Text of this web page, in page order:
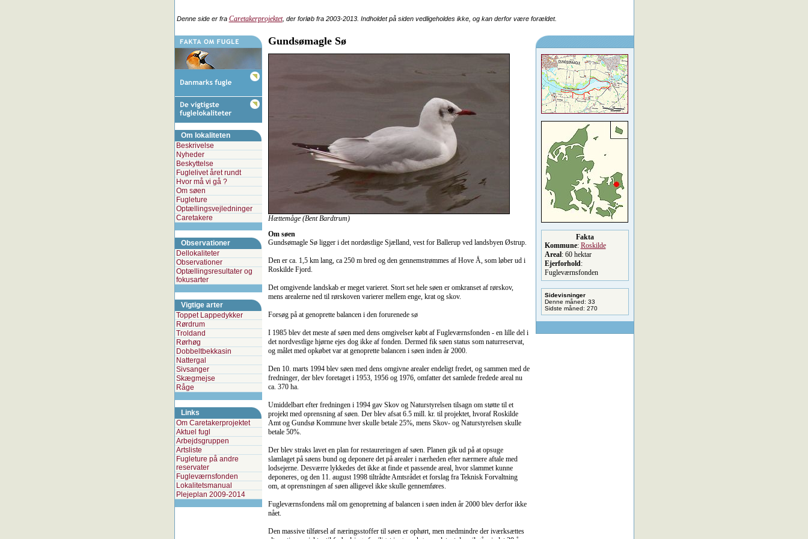
Denne side er fra Caretakerprojektet, der forløb fra 2003-2013. Indholdet på siden vedligeholdes ikke, og kan derfor være forældet.
Om lokaliteten
Beskrivelse
Nyheder
Beskyttelse
Fuglelivet året rundt
Hvor må vi gå ?
Om søen
Fugleture
Optællingsvejledninger
Caretakere
Observationer
Dellokaliteter
Observationer
Optællingsresultater og
fokusarter
Vigtige arter
Toppet Lappedykker
Rørdrum
Troldand
Rørhøg
Dobbeltbekkasin
Nattergal
Sivsanger
Skægmejse
Råge
Links
Om Caretakerprojektet
Aktuel fugl
Arbejdsgruppen
Artsliste
Fugleture på andre
reservater
Fugleværnsfonden
Lokalitetsmanual
Plejeplan 2009-2014
Gundsømagle Sø
Hættemåge (Bent Bardtrum)
Om søen
Gundsømagle Sø ligger i det nordøstlige Sjælland, vest for Ballerup ved landsbyen Østrup.
Den er ca. 1,5 km lang, ca 250 m bred og den gennemstrømmes af Hove Å, som løber ud i
Roskilde Fjord.
Det omgivende landskab er meget varieret. Stort set hele søen er omkranset af rørskov,
mens arealerne ned til rørskoven varierer mellem enge, krat og skov.
Forsøg på at genoprette balancen i den forurenede sø
I 1985 blev det meste af søen med dens omgivelser købt af Fugleværnsfonden - en lille del i
det nordvestlige hjørne ejes dog ikke af fonden. Dermed fik søen status som naturreservat,
og målet med opkøbet var at genoprette balancen i søen inden år 2000.
Den 10. marts 1994 blev søen med dens omgivne arealer endeligt fredet, og sammen med de
fredninger, der blev foretaget i 1953, 1956 og 1976, omfatter det samlede fredede areal nu
ca. 370 ha.
Umiddelbart efter fredningen i 1994 gav Skov og Naturstyrelsen tilsagn om støtte til et
projekt med oprensning af søen. Der blev afsat 6.5 mill. kr. til projektet, hvoraf Roskilde
Amt og Gundsø Kommune hver skulle betale 25%, mens Skov- og Naturstyrelsen skulle
betale 50%.
Der blev straks lavet en plan for restaureringen af søen. Planen gik ud på at opsuge
slamlaget på søens bund og deponere det på arealer i nærheden efter nærmere aftale med
lodsejerne. Desværre lykkedes det ikke at finde et passende areal, hvor slammet kunne
deponeres, og den 11. august 1998 tiltrådte Amtsrådet et forslag fra Teknisk Forvaltning
om, at oprensningen af søen alligevel ikke skulle gennemføres.
Fugleværnsfondens mål om genopretning af balancen i søen inden år 2000 blev derfor ikke
nået.
Den massive tilførsel af næringsstoffer til søen er ophørt, men medmindre der iværksættes
Fakta
Kommune: Roskilde
Areal: 60 hektar
Ejerforhold:
Fugleværnsfonden
Sidevisninger
Denne måned: 33
Sidste måned: 270